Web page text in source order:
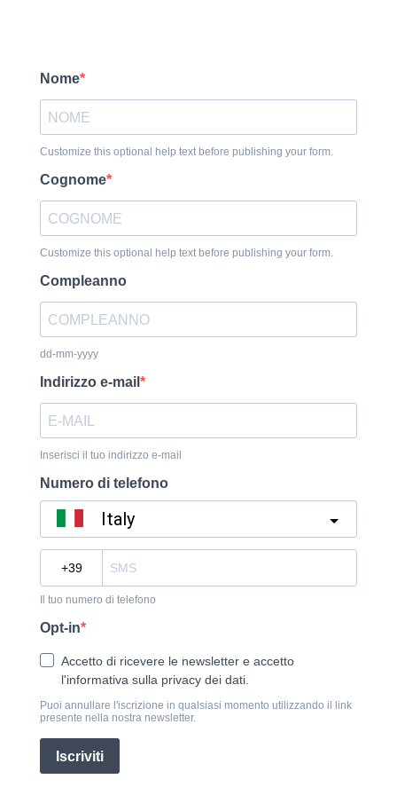
Nome
Customize this optional help text before publishing your form.
Cognome
Customize this optional help text before publishing your form.
Compleanno
dd-mm-yyyy
Indirizzo e-mail
Inserisci il tuo indirizzo e-mail
Numero di telefono
Italy
Il tuo numero di telefono
Opt-in
Accetto di ricevere le newsletter e accetto
l'informativa sulla privacy dei dati.
Puoi annullare l'iscrizione in qualsiasi momento utilizzando il link
presente nella nostra newsletter.
Iscriviti